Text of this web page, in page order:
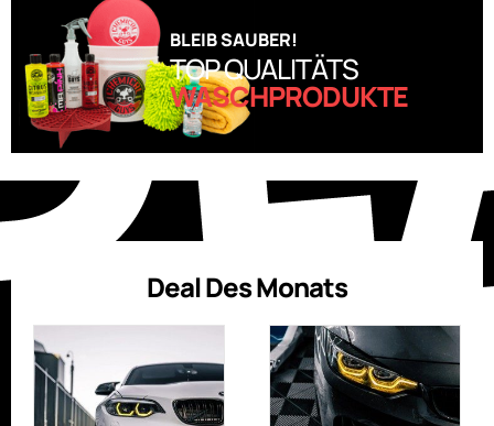
BLEIB SAUBER!
TOP QUALITÄTS
WASCHPRODUKTE
Deal Des Monats